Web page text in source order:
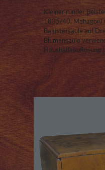
Kleiner runder
1835/40, Mahagoni
Balustersäule auf
Blumensäule
Haushaltsauflösung